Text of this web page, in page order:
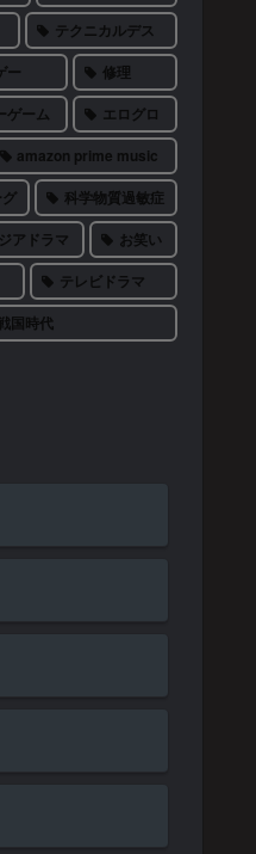
テクニカルデス
ー
修理
ゲーム
エログロ
amazon prime music
科学物質過敏症
アドラマ
お笑い
テレビドラマ
国時代